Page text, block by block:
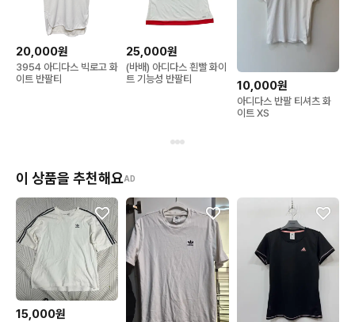
20,000원
3954 아디다스 빅로고 화
이트 반팔티
25,000원
(바배) 아디다스 흰빨 화이
트 기능성 반팔티
10,000원
아디다스 반팔 티셔츠 화
이트 XS
이 상품을 추천해요AD
15,000원